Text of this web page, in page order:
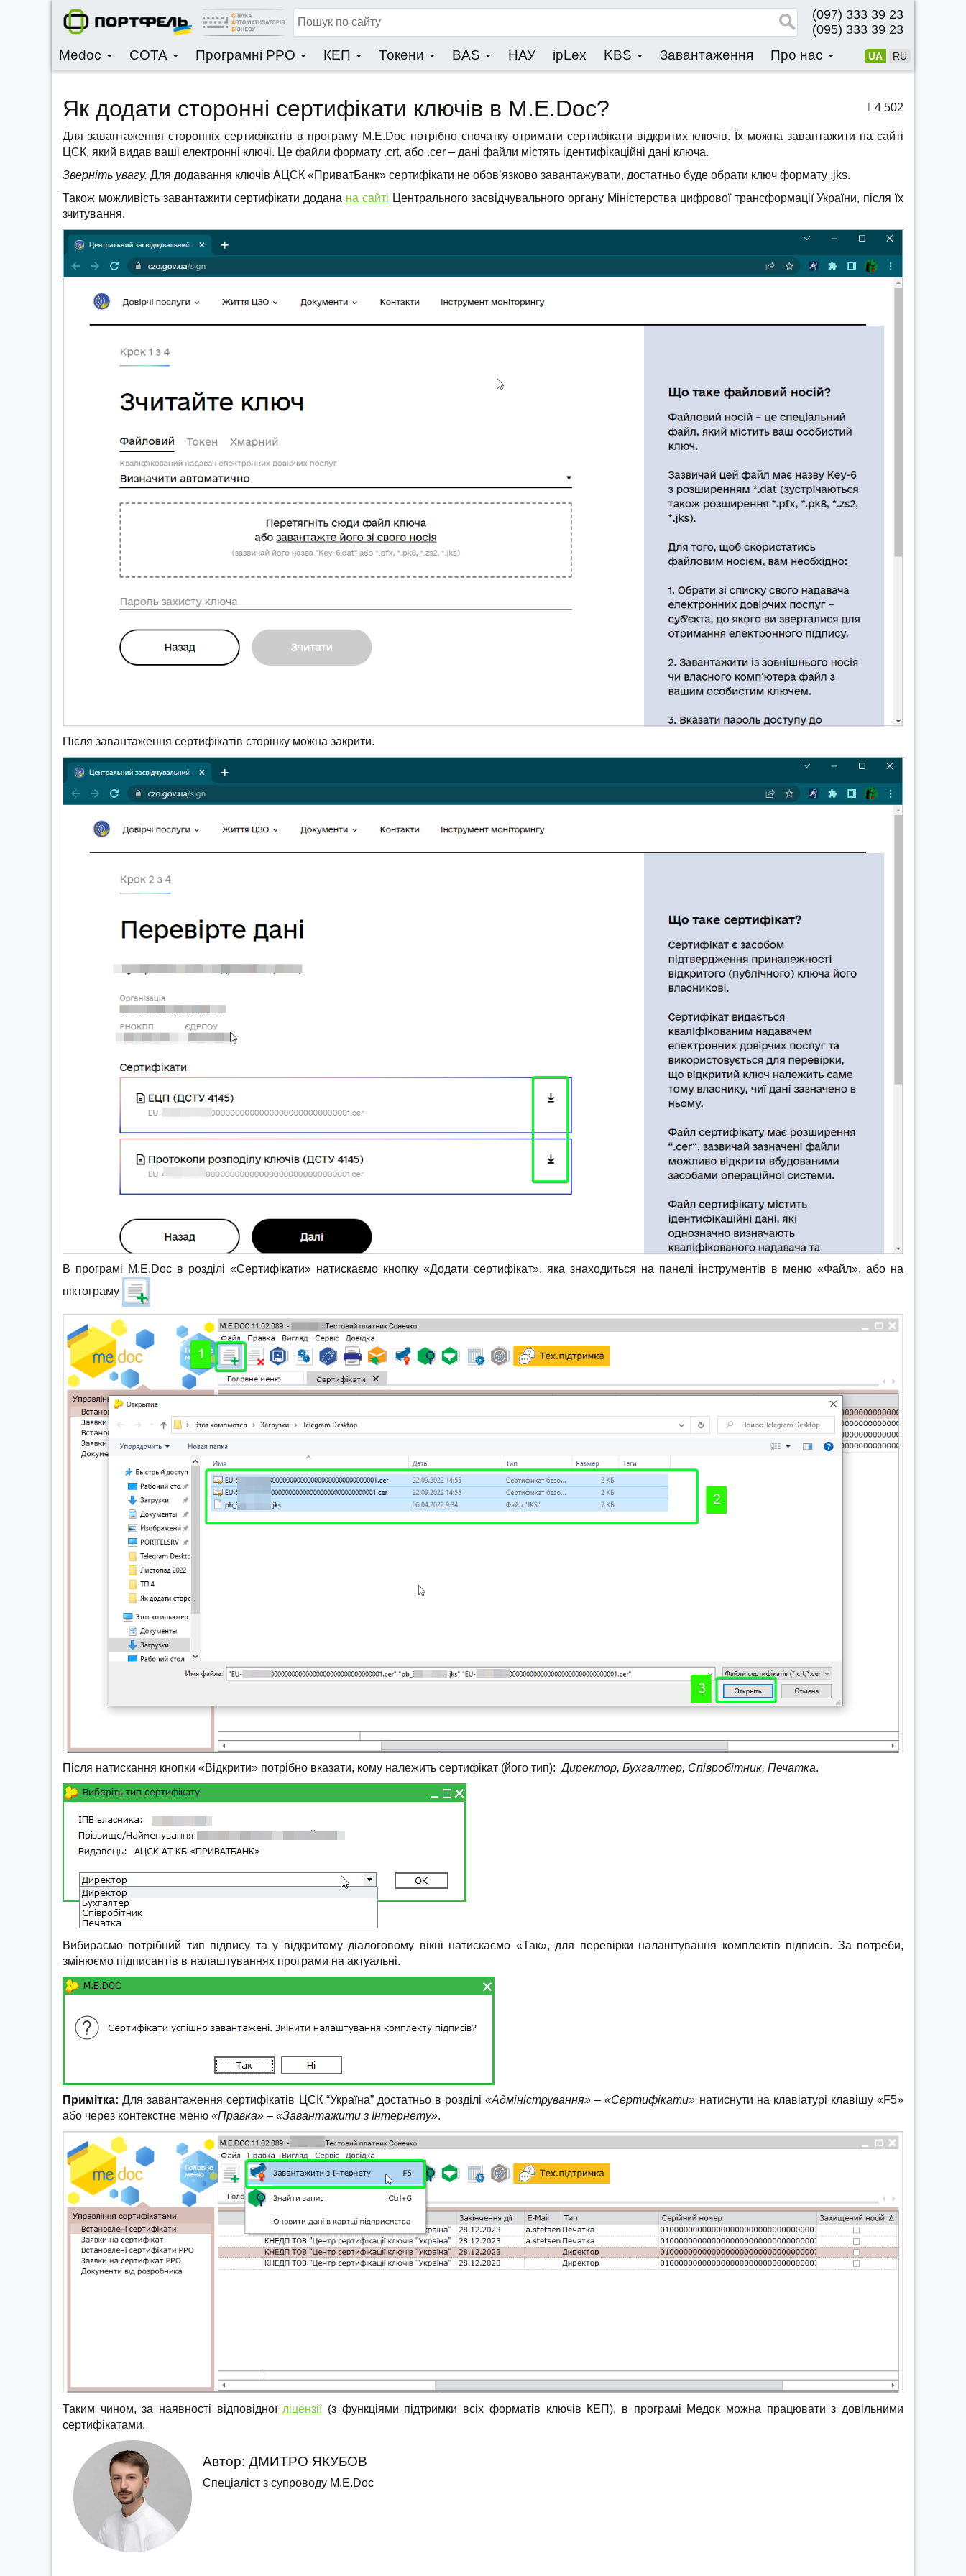
(097) 333 39 23
(095) 333 39 23
Medoc СОТА Програмні РРО КЕП Токени BAS НАУ ipLex KBS Завантаження Про нас UA RU
Як додати сторонні сертифікати ключів в M.E.Doc? 4 502
Для завантаження сторонніх сертифікатів в програму M.E.Doc потрібно спочатку отримати сертифікати відкритих ключів. Їх можна завантажити на сайті
ЦСК, який видав ваші електронні ключі. Це файли формату .crt, або .cer – дані файли містять ідентифікаційні дані ключа.
Зверніть увагу. Для додавання ключів АЦСК «ПриватБанк» сертифікати не обов’язково завантажувати, достатньо буде обрати ключ формату .jks.
Також можливість завантажити сертифікати додана на сайті Центрального засвідчувального органу Міністерства цифрової трансформації України, після їх
зчитування.
Після завантаження сертифікатів сторінку можна закрити.
В програмі M.E.Doc в розділі «Сертифікати» натискаємо кнопку «Додати сертифікат», яка знаходиться на панелі інструментів в меню «Файл», або на
піктограму
Після натискання кнопки «Відкрити» потрібно вказати, кому належить сертифікат (його тип):Директор, Бухгалтер, Співробітник, Печатка.
Вибираємо потрібний тип підпису та у відкритому діалоговому вікні натискаємо «Так», для перевірки налаштування комплектів підписів. За потреби,
змінюємо підписантів в налаштуваннях програми на актуальні.
Примітка: Для завантаження сертифікатів ЦСК “Україна” достатньо в розділі«Адміністрування» – «Сертифікати» натиснути на клавіатурі клавішу «F5»
або через контекстне меню «Правка» – «Завантажити з Інтернету».
Таким чином, за наявності відповідної ліцензії(з функціями підтримки всіх форматів ключів КЕП), в програмі Медок можна працювати з довільними
сертифікатами.
Автор: ДМИТРО ЯКУБОВ
Спеціаліст з супроводу M.E.Doc